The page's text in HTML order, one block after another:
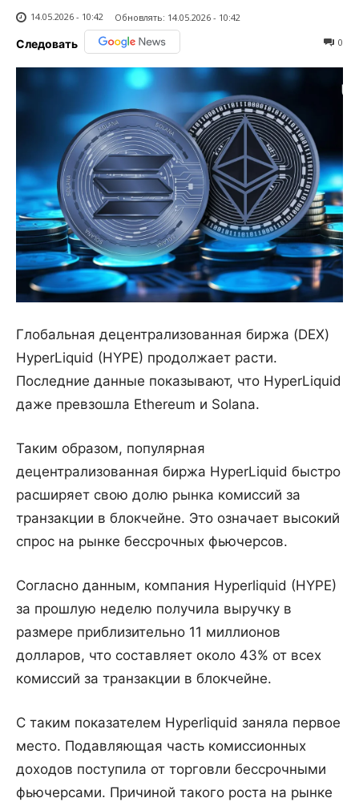
14.05.2026 - 10:42
Обновлять: 14.05.2026 - 10:42
Следовать 0
Глобальная децентрализованная биржа (DEX)
HyperLiquid (HYPE) продолжает расти.
Последние данные показывают, что HyperLiquid
даже превзошла Ethereum и Solana.
Таким образом, популярная
децентрализованная биржа HyperLiquid быстро
расширяет свою долю рынка комиссий за
транзакции в блокчейне. Это означает высокий
спрос на рынке бессрочных фьючерсов.
Согласно данным, компания Hyperliquid (HYPE)
за прошлую неделю получила выручку в
размере приблизительно 11 миллионов
долларов, что составляет около 43% от всех
комиссий за транзакции в блокчейне.
С таким показателем Hyperliquid заняла первое
место. Подавляющая часть комиссионных
доходов поступила от торговли бессрочными
фьючерсами. Причиной такого роста на рынке